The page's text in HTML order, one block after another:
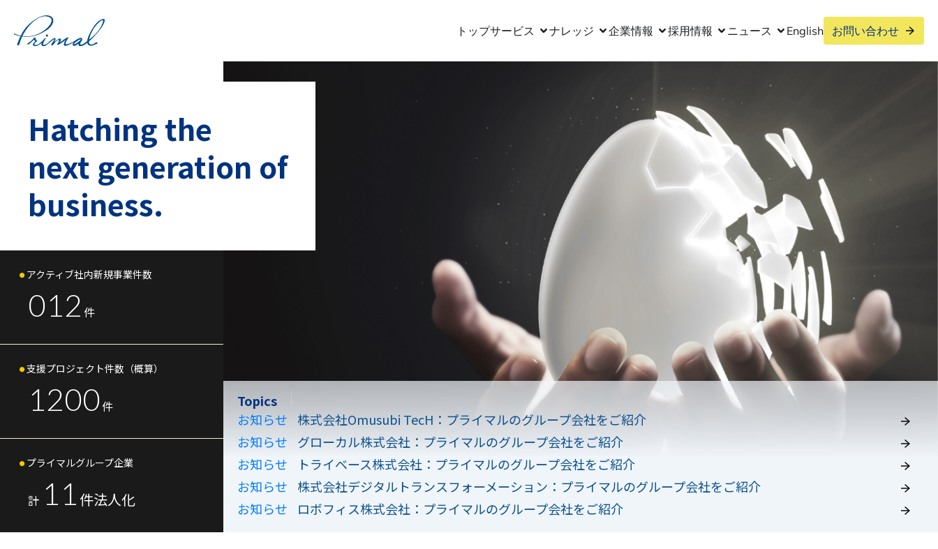
トップサービス ナレッジ 企業情報 採用情報 ニュース English お問い合わせ
Hatching the
next generation of
business.
アクティブ社内新規事業件数
012 件
支援プロジェクト件数（概算）
1200件
プライマルグループ企業
計 11 件法人化
Topics
お知らせ
株式会社Omusubi TecH：プライマルのグループ会社をご紹介
お知らせ
グローカル株式会社：プライマルのグループ会社をご紹介
お知らせ
トライベース株式会社：プライマルのグループ会社をご紹介
お知らせ
株式会社デジタルトランスフォーメーション：プライマルのグループ会社をご紹介
お知らせ
ロボフィス株式会社：プライマルのグループ会社をご紹介